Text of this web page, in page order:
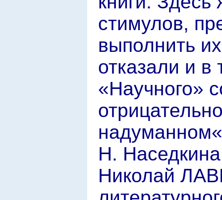
стимулов,
выполнить
отказали и в
«Научного»
Н.
Николай